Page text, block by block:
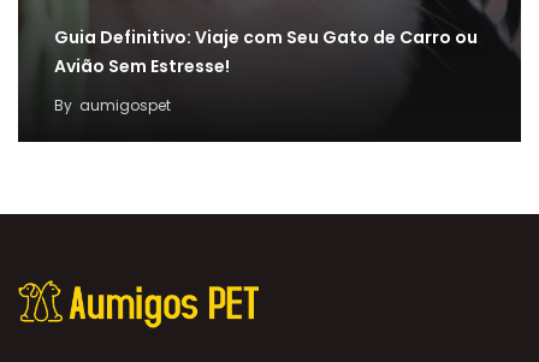
Guia Definitivo: Viaje com Seu Gato de Carro ou
Avião Sem Estresse!
By aumigospet